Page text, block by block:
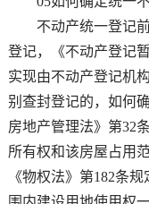
不动产统一登记前
登记，《不动产登记
实现由不动产登记机
别查封登记的，如何
房地产管理法》第32
所有权和该房屋占用
《物权法》第182条